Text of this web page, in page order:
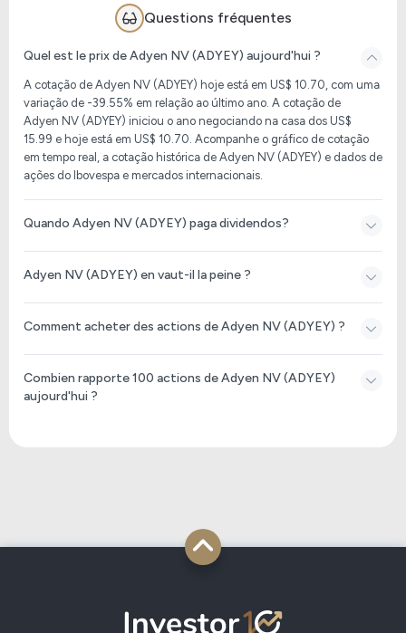
Questions fréquentes
Quel est le prix de Adyen NV (ADYEY) aujourd'hui ?
A cotação de Adyen NV (ADYEY) hoje está em US$ 10.70, com uma
variação de -39.55% em relação ao último ano. A cotação de
Adyen NV (ADYEY) iniciou o ano negociando na casa dos US$
15.99 e hoje está em US$ 10.70. Acompanhe o gráfico de cotação
em tempo real, a cotação histórica de Adyen NV (ADYEY) e dados de
ações do Ibovespa e mercados internacionais.
Quando Adyen NV (ADYEY) paga dividendos?
Adyen NV (ADYEY) en vaut-il la peine ?
Comment acheter des actions de Adyen NV (ADYEY) ?
Combien rapporte 100 actions de Adyen NV (ADYEY)
aujourd'hui ?